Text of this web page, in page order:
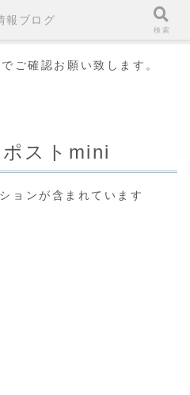
ご確認お願い致します。
ストmini
ョンが含まれています
報ブログ
検索